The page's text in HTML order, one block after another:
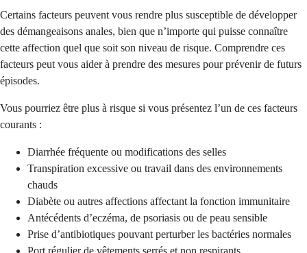
Certains facteurs peuvent vous rendre plus susceptible de développer
des démangeaisons anales, bien que n’importe qui puisse connaître
cette affection quel que soit son niveau de risque. Comprendre ces
facteurs peut vous aider à prendre des mesures pour prévenir de futurs
épisodes.
Vous pourriez être plus à risque si vous présentez l’un de ces facteurs
courants :
Diarrhée fréquente ou modifications des selles
Transpiration excessive ou travail dans des environnements
chauds
Diabète ou autres affections affectant la fonction immunitaire
Antécédents d’eczéma, de psoriasis ou de peau sensible
Prise d’antibiotiques pouvant perturber les bactéries normales
Port régulier de vêtements serrés et non respirants